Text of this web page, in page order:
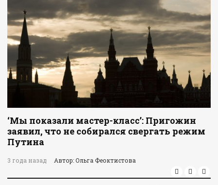
‘Мы показали мастер-класс’: Пригожин
заявил, что не собирался свергать режим
Путина
3 года назад Автор: Ольга Феоктистова